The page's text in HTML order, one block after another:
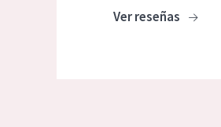
Ver reseñas